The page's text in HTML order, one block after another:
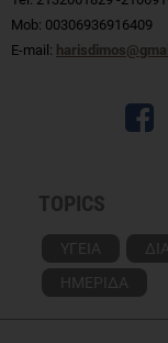
Mob: 00306936916409
E-mail:
TOPICS
ΥΓΕΙΑ
ΗΜΕΡΙΔΑ